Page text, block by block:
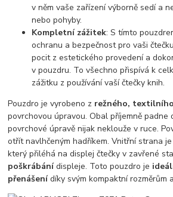
v něm vaše zařízení výborně sedí a
nebo pohyby.
Kompletní zážitek: S tímto
ochranu a bezpečnost pro vaši
pocit z estetického provedení a
v pouzdru. To všechno přispívá k
zážitku z používání vaší čtečky knih.
Pouzdro je vyrobeno z režného,
povrchovou úpravou. Obal příjemně padne
povrchové úpravě nijak neklouže v ruce.
otřít navlhčeným hadříkem. Vnitřní strana
který přiléhá na displej čtečky v zavřené
poškrábánídispleje. Toto pouzdro je
přenášenídíky svým kompaktní rozměrům